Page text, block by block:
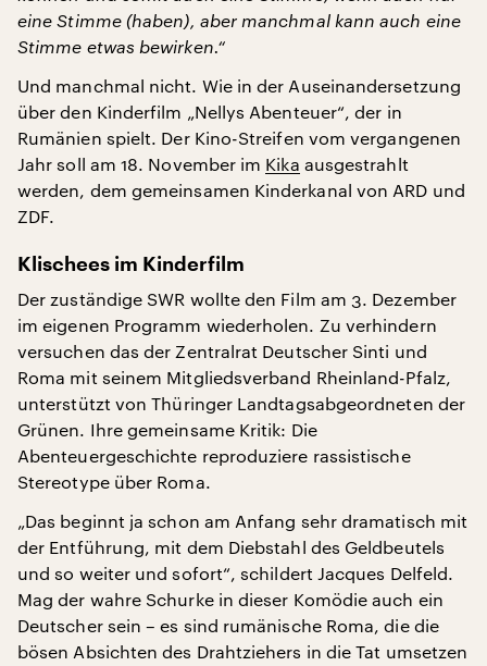
eine Stimme (haben), aber manchmal kann auch eine
Stimme etwas bewirken.“
Und manchmal nicht. Wie in der Auseinandersetzung
über den Kinderfilm „Nellys Abenteuer“, der in
Rumänien spielt. Der Kino-Streifen vom vergangenen
Jahr soll am 18. November im Kika ausgestrahlt
werden, dem gemeinsamen Kinderkanal von ARD und
ZDF.
Klischees im Kinderfilm
Der zuständige SWR wollte den Film am 3. Dezember
im eigenen Programm wiederholen. Zu verhindern
versuchen das der Zentralrat Deutscher Sinti und
Roma mit seinem Mitgliedsverband Rheinland-Pfalz,
unterstützt von Thüringer Landtagsabgeordneten der
Grünen. Ihre gemeinsame Kritik: Die
Abenteuergeschichte reproduziere rassistische
Stereotype über Roma.
„Das beginnt ja schon am Anfang sehr dramatisch mit
der Entführung, mit dem Diebstahl des Geldbeutels
und so weiter und sofort“, schildert Jacques Delfeld.
Mag der wahre Schurke in dieser Komödie auch ein
Deutscher sein – es sind rumänische Roma, die die
bösen Absichten des Drahtziehers in die Tat umsetzen